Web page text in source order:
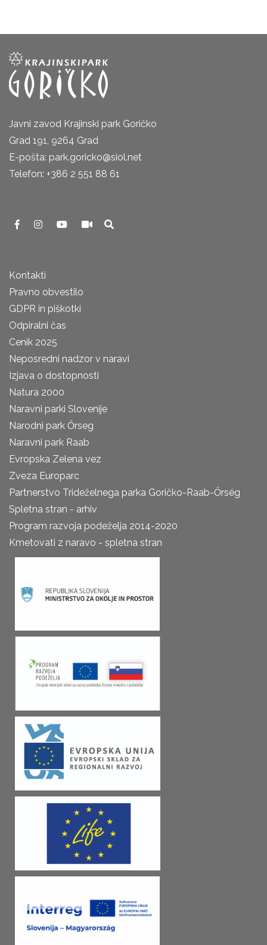
Javni zavod Krajinski park Goričko
Grad 191, 9264 Grad
E-pošta: park.goricko@siol.net
Telefon: +386 2 551 88 61
Kontakti
Pravno obvestilo
GDPR in piškotki
Odpiralni čas
Cenik 2025
Neposredni nadzor v naravi
Izjava o dostopnosti
Natura 2000
Naravni parki Slovenije
Narodni park Őrseg
Naravni park Raab
Evropska Zelena vez
Zveza Europarc
Partnerstvo Trideželnega parka Goričko-Raab-Őrség
Spletna stran - arhiv
Program razvoja podeželja 2014-2020
Kmetovati z naravo - spletna stran